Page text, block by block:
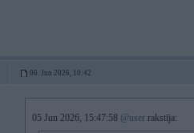
06. Jun 2026, 10:42
05 Jun 2026, 15:47:58 @user rakstīja: